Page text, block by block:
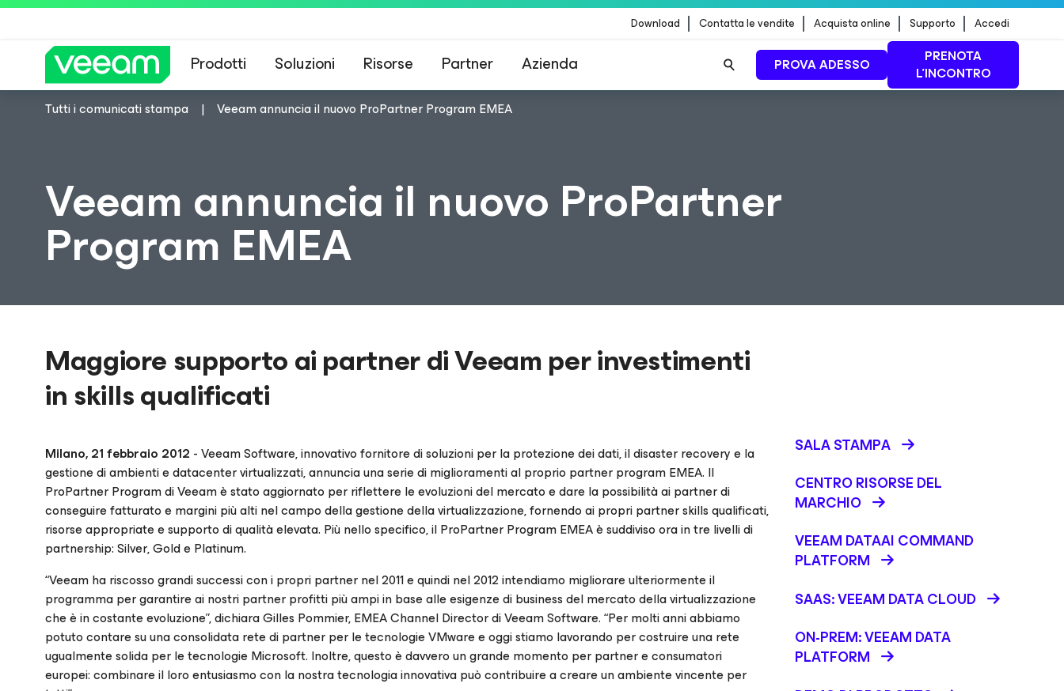
Download Contatta le vendite Acquista online Supporto Accedi
Prodotti Soluzioni Risorse Partner Azienda PROVA ADESSO
PRENOTA
L'INCONTRO
Tutti i comunicati stampa Veeam annuncia il nuovo ProPartner Program EMEA
Veeam annuncia il nuovo ProPartner
Program EMEA
Maggiore supporto ai partner di Veeam per investimenti
in skills qualificati
Milano, 21 febbraio 2012 - Veeam Software, innovativo fornitore di soluzioni per la protezione dei dati, il disaster recovery e la
gestione di ambienti e datacenter virtualizzati, annuncia una serie di miglioramenti al proprio partner program EMEA. Il
ProPartner Program di Veeam è stato aggiornato per riflettere le evoluzioni del mercato e dare la possibilità ai partner di
conseguire fatturato e margini più alti nel campo della gestione della virtualizzazione, fornendo ai propri partner skills qualificati,
risorse appropriate e supporto di qualità elevata. Più nello specifico, il ProPartner Program EMEA è suddiviso ora in tre livelli di
partnership:Silver,Golde Platinum.
“Veeam ha riscosso grandi successi con i propri partner nel 2011 e quindi nel 2012 intendiamo migliorare ulteriormente il
programma per garantire ai nostri partner profitti più ampi in base alle esigenze di business del mercato della virtualizzazione
che è in costante evoluzione”, dichiara Gilles Pommier, EMEA Channel Director di Veeam Software. “Per molti anni abbiamo
potuto contare su una consolidata rete di partner per le tecnologie VMware e oggi stiamo lavorando per costruire una rete
ugualmente solida per le tecnologie Microsoft. Inoltre, questo è davvero un grande momento per partner e consumatori
europei: combinare il loro entusiasmo con la nostra tecnologia innovativa può contribuire a creare un ambiente vincente per
SALA STAMPA
CENTRO RISORSE DEL
MARCHIO
VEEAM DATAAI COMMAND
PLATFORM
SAAS: VEEAM DATA CLOUD
ON-PREM: VEEAM DATA
PLATFORM